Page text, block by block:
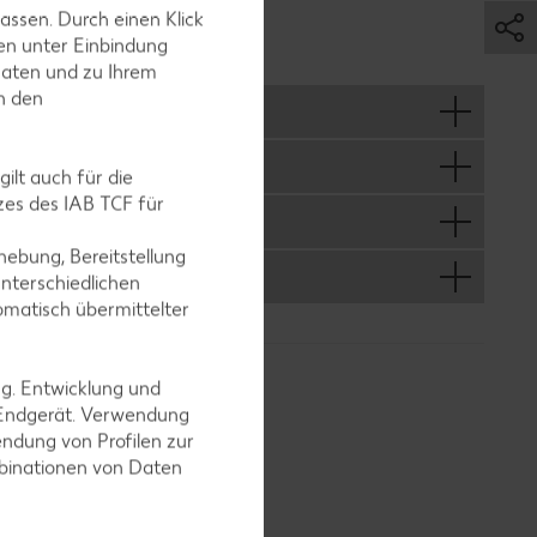
Prozess
Durch einen Klick
unter Einbindung
und zu Ihrem
den
auch für die
des IAB TCF für
Bereitstellung
übermittelter
Entwicklung und
Verwendung
von Profilen zur
von Daten